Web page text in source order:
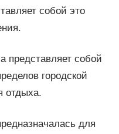
собой это
представляет собой
городской
отдыха.
для